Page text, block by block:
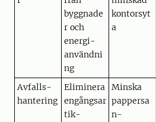
byggnade
r och
energi-
användni
ng
kontorsyt
a
Avfalls-
hantering
Eliminera
engångsar
tik-
Minska
pappersa
n-